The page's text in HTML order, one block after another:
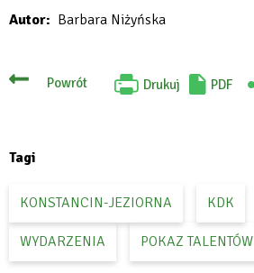
Autor Barbara Niżyńska
Powrót Drukuj
Will
PDF
Tagi
KONSTANCIN-JEZIORNA KDK
WYDARZENIA POKAZ TALENTÓW